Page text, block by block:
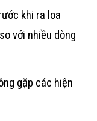
khi ra loa
với nhiều dòng
gặp các hiện